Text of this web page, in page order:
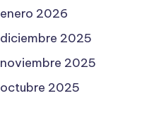
enero 2026
diciembre 2025
noviembre 2025
octubre 2025